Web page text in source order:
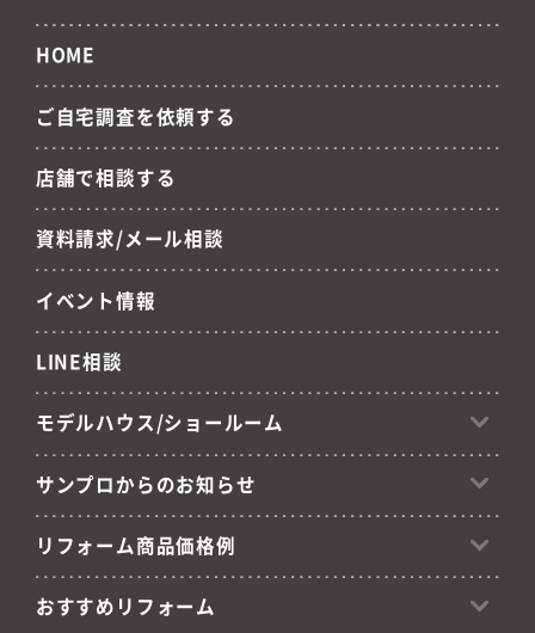
HOME
ご自宅調査を依頼する
店舗で相談する
資料請求/メール相談
イベント情報
LINE相談
モデルハウス/ショールーム
サンプロからのお知らせ
リフォーム商品価格例
おすすめリフォーム